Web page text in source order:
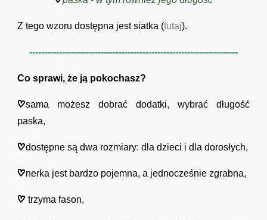
Z tego wzoru dostępna jest siatka (tutaj).
----------------------------------------------------------------------
Co sprawi, że ją pokochasz?
sama możesz dobrać dodatki, wybrać długość
paska,
dostępne są dwa rozmiary: dla dzieci i dla dorosłych,
nerka jest bardzo pojemna, a jednocześnie zgrabna,
trzyma fason,